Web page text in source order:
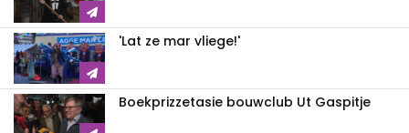
'Lat ze mar vliege!'
Boekprizzetasie bouwclub Ut Gaspitje